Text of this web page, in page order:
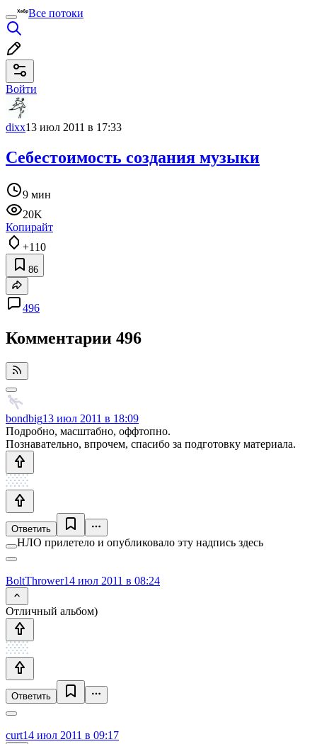
Все потоки
Войти
dixx13 июл 2011 в 17:33
Себестоимость создания музыки
9 мин
20K
Копирайт
+110
86
496
Комментарии 496
bondbig13 июл 2011 в 18:09
Подробно, масштабно, оффтопно.
Познавательно, впрочем, спасибо за подготовку материала.
Ответить
НЛО прилетело и опубликовало эту надпись здесь
BoltThrower14 июл 2011 в 08:24
Отличный альбом)
Ответить
curt14 июл 2011 в 09:17